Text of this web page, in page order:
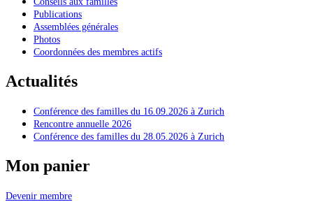
Publications
Assemblées générales
Photos
Coordonnées des membres actifs
Actualités
Conférence des familles du 16.09.2026 à Zurich
Rencontre annuelle 2026
Conférence des familles du 28.05.2026 à Zurich
Mon panier
Devenir membre